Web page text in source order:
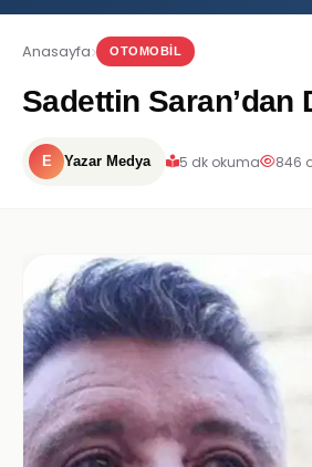
Anasayfa OTOMOBIL
Sadettin Saran’dan
E Yazar Medya 5 dk okuma 846